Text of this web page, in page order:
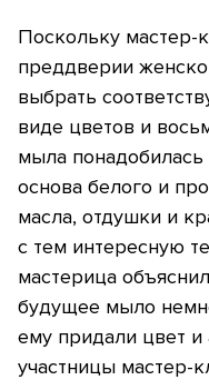
Поскольку мастер-
преддверии
выбрать
виде цветов и
мыла
основа белого и
масла, отдушки и
с тем интересную
мастерица
будущее мыло
ему придали цвет
участницы мастер-